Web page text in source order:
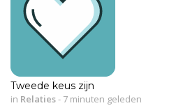
Tweede keus zijn
in Relaties- 7 minuten geleden